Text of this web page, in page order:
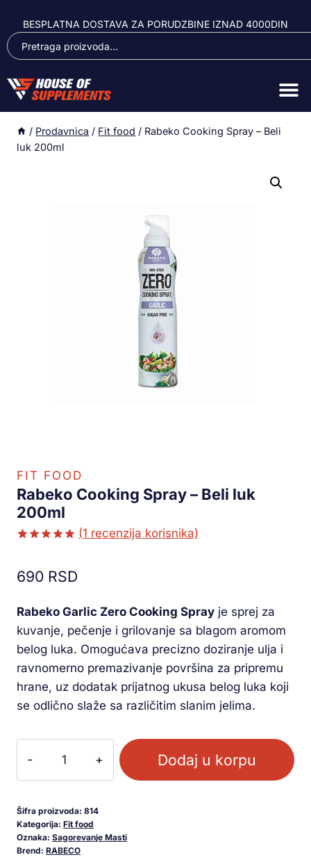
BESPLATNA DOSTAVA ZA PORUDZBINE IZNAD 4000DIN
/ Prodavnica / Fit food / Rabeko Cooking Spray – Beli
luk 200ml
FIT FOOD
Rabeko Cooking Spray – Beli luk
200ml
na osnovu
ocene
(1 recenzija korisnika)
690 RSD
Rabeko Garlic Zero Cooking Spray je sprej za
kuvanje, pečenje i grilovanje sa blagom aromom
belog luka. Omogućava precizno doziranje ulja i
ravnomerno premazivanje površina za pripremu
hrane, uz dodatak prijatnog ukusa belog luka koji
se odlično slaže sa različitim slanim jelima.
Dodaj u korpu
Šifra proizvoda: 814
Kategorija: Fit food
Oznaka: Sagorevanje Masti
Brend: RABECO